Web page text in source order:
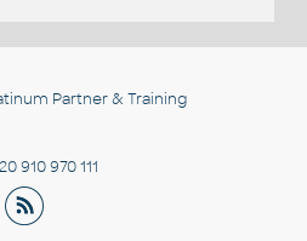
Partner & Training
910 970 111